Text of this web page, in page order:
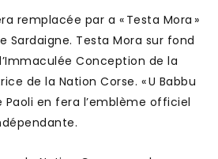
remplacée par a « Testa Mora »
Sardaigne. Testa Mora sur fond
Conception de la
de la Nation Corse. « U Babbu
Paoli en fera l’emblème officiel